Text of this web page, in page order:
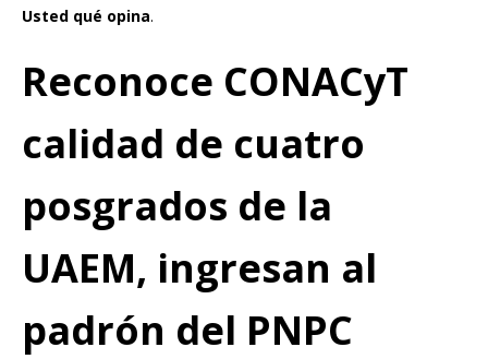
Usted qué opina.
Reconoce CONACyT
calidad de cuatro
posgrados de la
UAEM, ingresan al
padrón del PNPC